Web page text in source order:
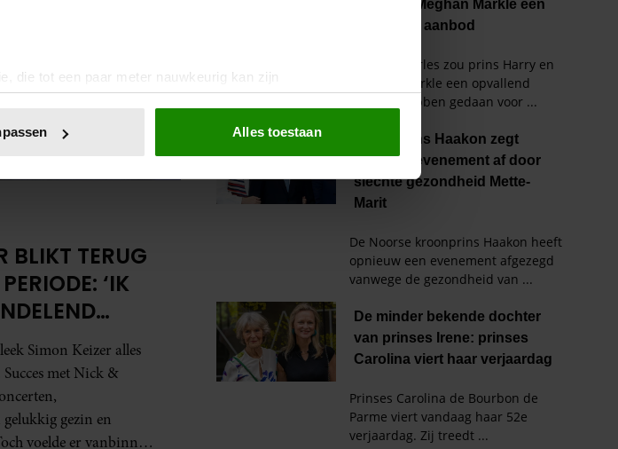
die tot een paar meter nauwkeurig kan zijn
op specifieke eigenschappen (fingerprinting)
om functies voor social media te bieden en om ons
uw gebruik van onze site met onze partners voor social
combineren met andere informatie die u aan ze heeft
van hun services. U gaat akkoord met onze cookies als u
Alles toestaan
BLIKT TERUG
‘IK
Simon Keizer alles
met Nick &
gelukkig gezin en
voelde er vanbinnen